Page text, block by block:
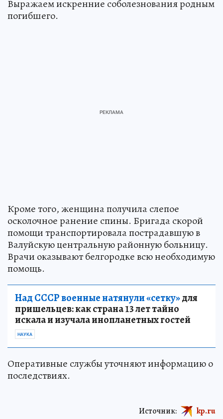
Выражаем искренние соболезнования родным
погибшего.
Кроме того, женщина получила слепое
осколочное ранение спины. Бригада скорой
помощи транспортировала пострадавшую в
Валуйскую центральную районную больницу.
Врачи оказывают белгородке всю необходимую
помощь.
Над СССР военные натянули «сетку»для
пришельцев: как страна 13 лет тайно
искала и изучала инопланетных гостей
НАУКА
Оперативные службы уточняют информацию о
последствиях.
Источник: kp.ru